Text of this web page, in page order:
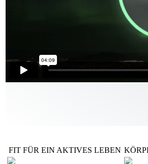
FIT FÜR EIN AKTIVES LEBEN